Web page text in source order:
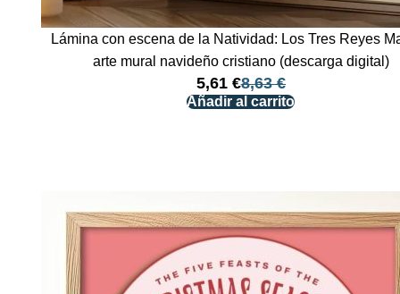
Lámina con escena de la Natividad: Los Tres Reyes
arte mural navideño cristiano (descarga digital)
8,63€
5,61 €
Añadir al carrito